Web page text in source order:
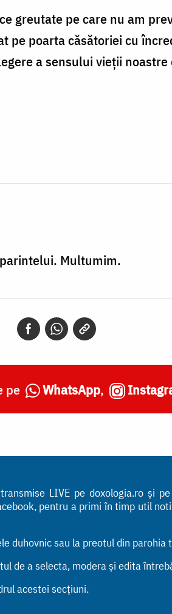
greutate pe care nu am
pe poarta căsătoriei cu
a sensului vieții
Multumim.
pe WhatsApp,
LIVE pe doxologia.ro și
pentru a primi în timp util
duhovnic sau la preotul din parohia
de a selecta, modera și edita
acestei secțiuni.